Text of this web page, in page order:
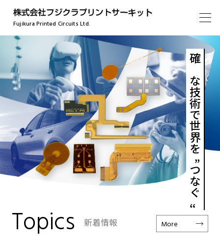
Fujikura Printed Circuits Ltd.
確かな技術で世界を
“
つなぐ
”
Topics 新着情報 More